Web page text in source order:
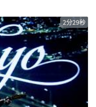
2分29秒